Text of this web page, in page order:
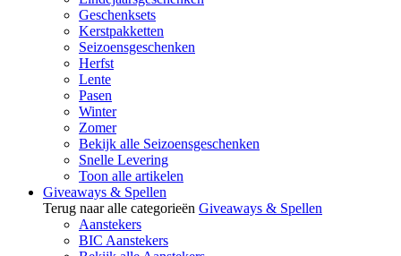
Geschenksets
Kerstpakketten
Seizoensgeschenken
Herfst
Lente
Pasen
Winter
Zomer
Bekijk alle Seizoensgeschenken
Snelle Levering
Toon alle artikelen
Giveaways & Spellen
Terug naar alle categorieën Giveaways & Spellen
Aanstekers
BIC Aanstekers